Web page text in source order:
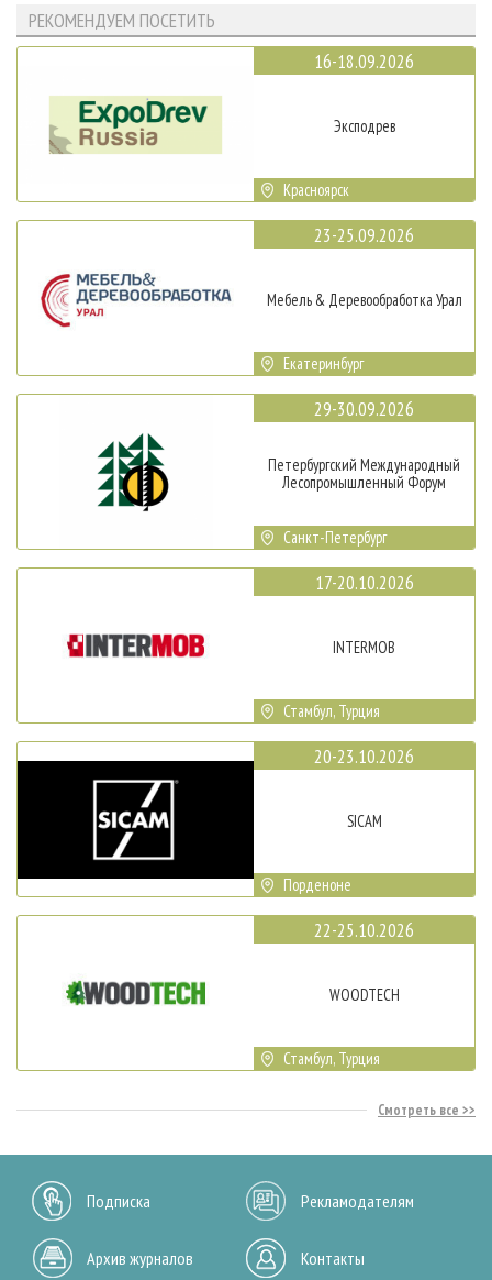
РЕКОМЕНДУЕМ ПОСЕТИТЬ
16-18.09.2026
Эксподрев
Красноярск
23-25.09.2026
Мебель & Деревообработка Урал
Екатеринбург
29-30.09.2026
Петербургский Международный
Лесопромышленный Форум
Санкт-Петербург
17-20.10.2026
INTERMOB
Стамбул, Турция
20-23.10.2026
SICAM
Порденоне
22-25.10.2026
WOODTECH
Стамбул, Турция
Смотреть все
Подписка Рекламодателям
Архив журналов Контакты